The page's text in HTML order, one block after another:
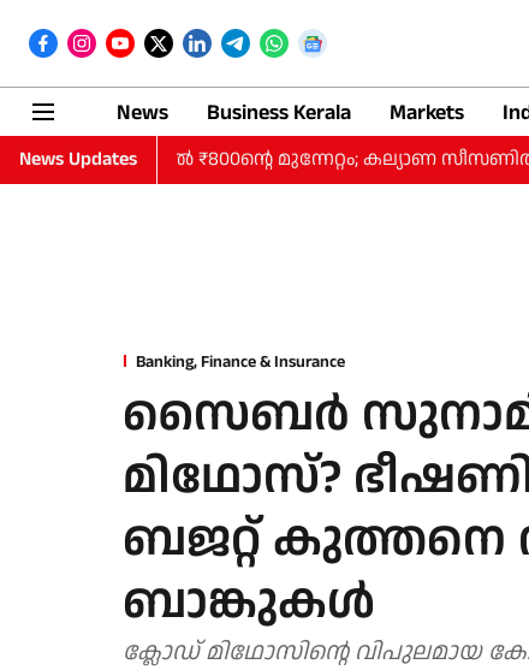
News Business Kerala Markets
News Updates
പവനില്‍ ₹800ന്റെ മുന്നേറ്റം; കല്യാണ സീസണില്‍
Banking, Finance & Insurance
സൈബർ
മിഥോസ്?
ബജറ്റ് കുത്തനെ
ബാങ്കുകൾ
ക്ലോഡ് മിഥോസിന്റെ വിപുലമായ